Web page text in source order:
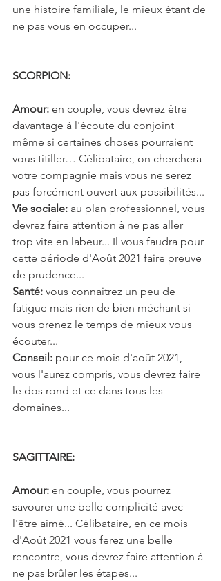
une histoire familiale, le mieux étant de
ne pas vous en occuper...
SCORPION:
Amour: en couple, vous devrez être
davantage à l'écoute du conjoint
même si certaines choses pourraient
vous titiller… Célibataire, on cherchera
votre compagnie mais vous ne serez
pas forcément ouvert aux possibilités...
Vie sociale: au plan professionnel, vous
devrez faire attention à ne pas aller
trop vite en labeur... Il vous faudra pour
cette période d'Août 2021 faire preuve
de prudence...
Santé: vous connaitrez un peu de
fatigue mais rien de bien méchant si
vous prenez le temps de mieux vous
écouter...
Conseil: pour ce mois d'août 2021,
vous l'aurez compris, vous devrez faire
le dos rond et ce dans tous les
domaines...
SAGITTAIRE:
Amour: en couple, vous pourrez
savourer une belle complicité avec
l'être aimé... Célibataire, en ce mois
d'Août 2021 vous ferez une belle
rencontre, vous devrez faire attention à
ne pas brûler les étapes...